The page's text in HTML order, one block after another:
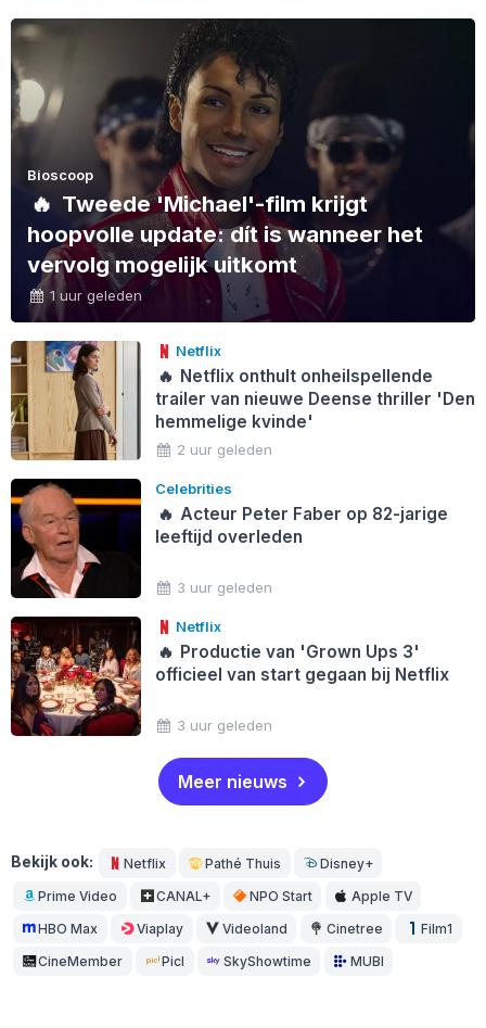
Bioscoop
🔥 Tweede 'Michael'-film krijgt
hoopvolle update: dít is wanneer het
vervolg mogelijk uitkomt
1 uur geleden
Netflix
🔥 Netflix onthult onheilspellende
trailer van nieuwe Deense thriller 'Den
hemmelige kvinde'
2 uur geleden
Celebrities
🔥 Acteur Peter Faber op 82-jarige
leeftijd overleden
3 uur geleden
Netflix
🔥 Productie van 'Grown Ups 3'
officieel van start gegaan bij Netflix
3 uur geleden
Meer nieuws
Bekijk ook: Netflix Pathé Thuis Disney+
Prime Video CANAL+ NPO Start Apple TV
HBO Max Viaplay Videoland Cinetree Film1
CineMember Picl SkyShowtime MUBI